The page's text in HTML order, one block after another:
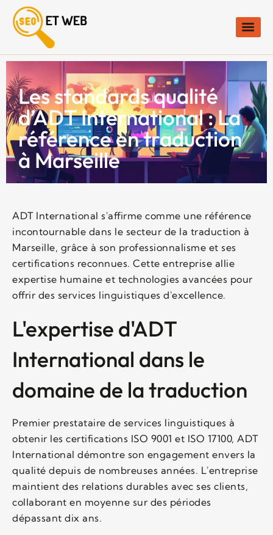
Les standards qualité
d’ADT International : La
référence en traduction
à Marseille
ADT International s'affirme comme une référence
incontournable dans le secteur de la traduction à
Marseille, grâce à son professionnalisme et ses
certifications reconnues. Cette entreprise allie
expertise humaine et technologies avancées pour
offrir des services linguistiques d'excellence.
L'expertise d'ADT
International dans le
domaine de la traduction
Premier prestataire de services linguistiques à
obtenir les certifications ISO 9001 et ISO 17100, ADT
International démontre son engagement envers la
qualité depuis de nombreuses années. L'entreprise
maintient des relations durables avec ses clients,
collaborant en moyenne sur des périodes
dépassant dix ans.